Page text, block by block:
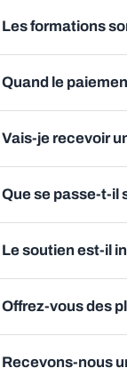
Les formations
Quand le
Vais-je recevoir
Que se passe-t-il
Le soutien est-il
Offrez-vous des
Recevons-nous